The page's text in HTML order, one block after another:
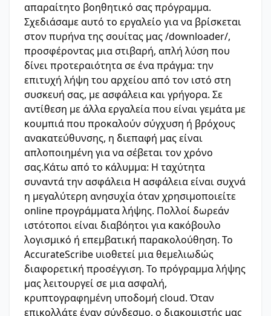
απαραίτητο βοηθητικό σας πρόγραμμα.
Σχεδιάσαμε αυτό το εργαλείο για να βρίσκεται
στον πυρήνα της σουίτας μας /downloader/,
προσφέροντας μια στιβαρή, απλή λύση που
δίνει προτεραιότητα σε ένα πράγμα: την
επιτυχή λήψη του αρχείου από τον ιστό στη
συσκευή σας, με ασφάλεια και γρήγορα. Σε
αντίθεση με άλλα εργαλεία που είναι γεμάτα με
κουμπιά που προκαλούν σύγχυση ή βρόχους
ανακατεύθυνσης, η διεπαφή μας είναι
απλοποιημένη για να σέβεται τον χρόνο
σας.Κάτω από το κάλυμμα: Η ταχύτητα
συναντά την ασφάλεια Η ασφάλεια είναι συχνά
η μεγαλύτερη ανησυχία όταν χρησιμοποιείτε
online προγράμματα λήψης. Πολλοί δωρεάν
ιστότοποι είναι διαβόητοι για κακόβουλο
λογισμικό ή επεμβατική παρακολούθηση. Το
AccurateScribe υιοθετεί μια θεμελιωδώς
διαφορετική προσέγγιση. Το πρόγραμμα λήψης
μας λειτουργεί σε μια ασφαλή,
κρυπτογραφημένη υποδομή cloud. Όταν
επικολλάτε έναν σύνδεσμο, ο διακομιστής μας